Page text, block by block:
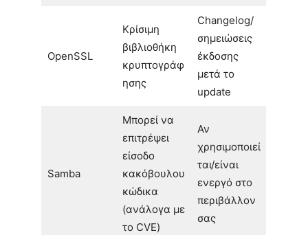
OpenSSL
Κρίσιμη
βιβλιοθήκη
κρυπτογράφ
ησης
Changelog/
σημειώσεις
έκδοσης
μετά το
update
Samba
Μπορεί να
επιτρέψει
είσοδο
κακόβουλου
κώδικα
(ανάλογα με
το CVE)
Αν
χρησιμοποιεί
ται/είναι
ενεργό στο
περιβάλλον
σας